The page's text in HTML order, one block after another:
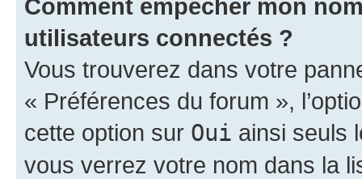
Comment empêcher mon
utilisateurs connectés ?
Vous trouverez dans votre
« Préférences du forum »,
cette option sur Oui ainsi seuls
vous verrez votre nom dans la